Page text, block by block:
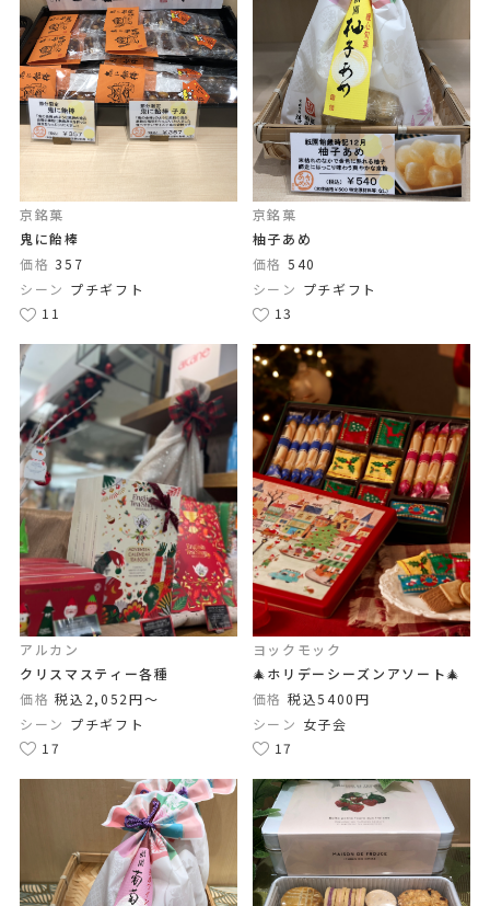
京銘菓
鬼に飴棒
価格 357
シーン プチギフト
11
京銘菓
柚子あめ
価格 540
シーン プチギフト
13
アルカン
クリスマスティー各種
価格 税込2,052円〜
シーン プチギフト
17
ヨックモック
🎄ホリデーシーズンアソート🎄
価格 税込5400円
シーン 女子会
17